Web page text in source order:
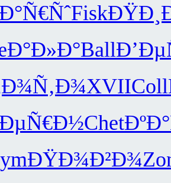
Fisk
Ball
XVIIColl
Chet
ÐŸÐ¾Ð²Ð¾